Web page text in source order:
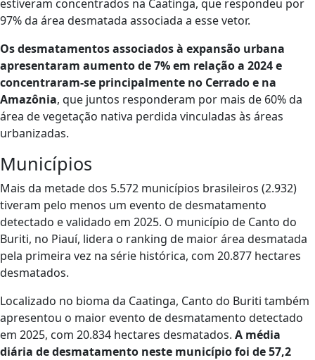
estiveram concentrados na Caatinga, que respondeu por
97% da área desmatada associada a esse vetor.
Os desmatamentos associados à expansão urbana
apresentaram aumento de 7% em relação a 2024 e
concentraram-se principalmente no Cerrado e na
Amazônia, que juntos responderam por mais de 60% da
área de vegetação nativa perdida vinculadas às áreas
urbanizadas.
Municípios
Mais da metade dos 5.572 municípios brasileiros (2.932)
tiveram pelo menos um evento de desmatamento
detectado e validado em 2025. O município de Canto do
Buriti, no Piauí, lidera o ranking de maior área desmatada
pela primeira vez na série histórica, com 20.877 hectares
desmatados.
Localizado no bioma da Caatinga, Canto do Buriti também
apresentou o maior evento de desmatamento detectado
em 2025, com 20.834 hectares desmatados. A média
diária de desmatamento neste município foi de 57,2